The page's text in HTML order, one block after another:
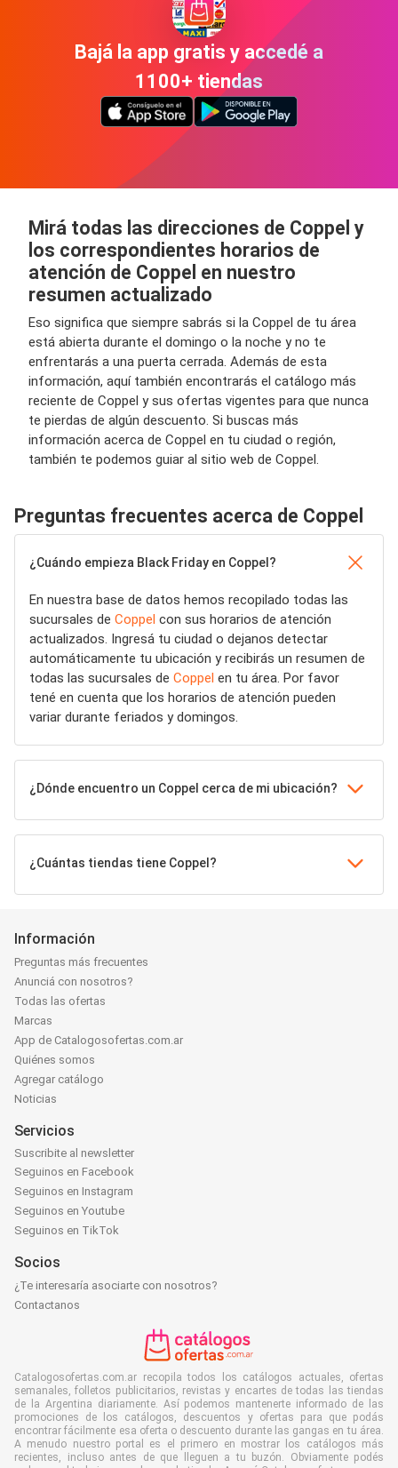
Bajá la app gratis y accedé a
1100+ tiendas
Mirá todas las direcciones de Coppel y
los correspondientes horarios de
atención de Coppel en nuestro
resumen actualizado
Eso significa que siempre sabrás si la Coppel de tu área
está abierta durante el domingo o la noche y no te
enfrentarás a una puerta cerrada. Además de esta
información, aquí también encontrarás el catálogo más
reciente de Coppel y sus ofertas vigentes para que nunca
te pierdas de algún descuento. Si buscas más
información acerca de Coppel en tu ciudad o región,
también te podemos guiar al sitio web de Coppel.
Preguntas frecuentes acerca de Coppel
¿Cuándo empieza Black Friday en Coppel?
En nuestra base de datos hemos recopilado todas las
sucursales de Coppel con sus horarios de atención
actualizados. Ingresá tu ciudad o dejanos detectar
automáticamente tu ubicación y recibirás un resumen de
todas las sucursales de Coppel en tu área. Por favor
tené en cuenta que los horarios de atención pueden
variar durante feriados y domingos.
¿Dónde encuentro un Coppel cerca de mi ubicación?
¿Cuántas tiendas tiene Coppel?
Información
Preguntas más frecuentes
Anunciá con nosotros?
Todas las ofertas
Marcas
App de Catalogosofertas.com.ar
Quiénes somos
Agregar catálogo
Noticias
Servicios
Suscribite al newsletter
Seguinos en Facebook
Seguinos en Instagram
Seguinos en Youtube
Seguinos en TikTok
Socios
¿Te interesaría asociarte con nosotros?
Contactanos
Catalogosofertas.com.ar recopila todos los catálogos actuales, ofertas
semanales, folletos publicitarios, revistas y encartes de todas las tiendas
de la Argentina diariamente. Así podemos mantenerte informado de las
promociones de los catálogos, descuentos y ofertas para que podás
encontrar fácilmente esa oferta o descuento durante las gangas en tu área.
A menudo nuestro portal es el primero en mostrar los catálogos más
recientes, incluso antes de que lleguen a tu buzón. Obviamente podés